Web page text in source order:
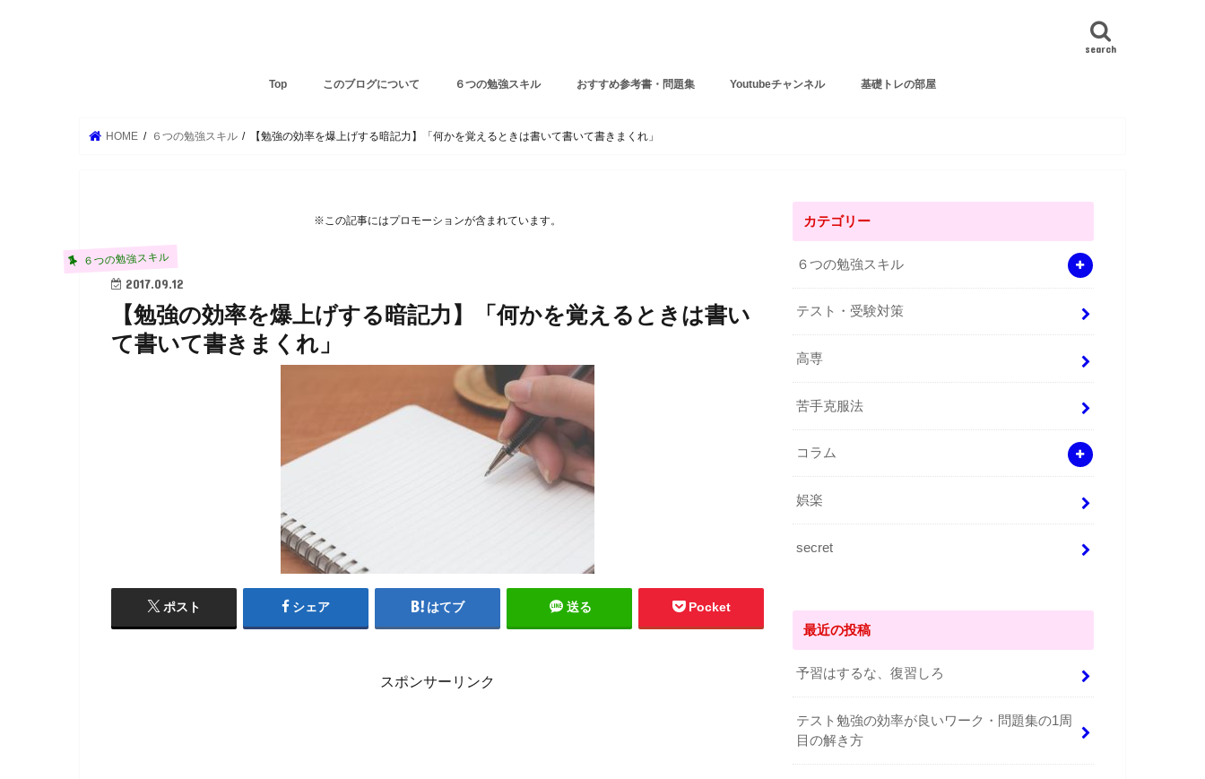
search
Top このブログについて ６つの勉強スキル おすすめ参考書・問題集 Youtubeチャンネル 基礎トレの部屋
HOME ６つの勉強スキル 【勉強の効率を爆上げする暗記力】「何かを覚えるときは書いて書いて書きまくれ」
※この記事にはプロモーションが含まれています。
６つの勉強スキル
2017.09.12
【勉強の効率を爆上げする暗記力】「何かを覚えるときは書い
て書いて書きまくれ」
ポスト シェア はてブ 送る Pocket
スポンサーリンク
カテゴリー
６つの勉強スキル
テスト・受験対策
高専
苦手克服法
コラム
娯楽
secret
最近の投稿
予習はするな、復習しろ
テスト勉強の効率が良いワーク・問題集の1周
目の解き方